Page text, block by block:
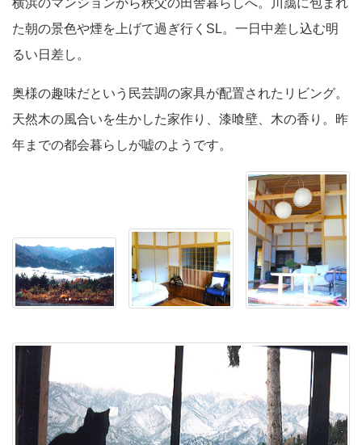
横浜のマンションから秩父の田舎暮らしへ。川靄に包まれ
た朝の景色や煙を上げて過ぎ行くSL。一日中差し込む明
るい日差し。
奥様の趣味だという民芸調の家具が配置されたリビング。
天然木の風合いを生かした家作り、漆喰壁、木の香り。昨
年までの都会暮らしが嘘のようです。